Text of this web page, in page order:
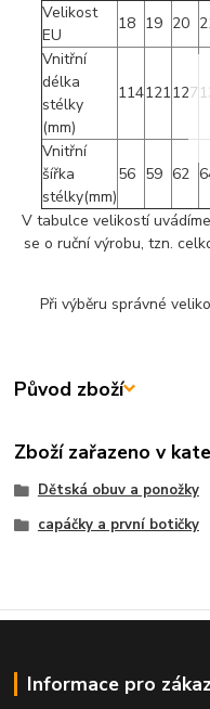
Velikost
EU
18 19 20
Vnitřní
délka
stélky
(mm)
114121127
Vnitřní
šířka
stélky(mm)
56 59 62
V tabulce velikostí
se o ruční výrobu, tzn.
Při výběru správné
Původ zboží
Zboží zařazeno v
Dětská obuv a ponožky
capáčky a první botičky
Informace pro